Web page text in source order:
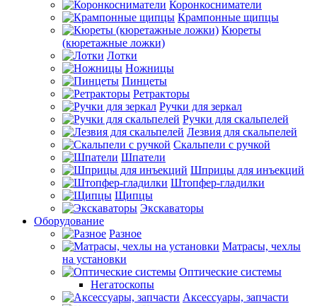
Коронкосниматели
Крампонные щипцы
Кюреты
(кюретажные ложки)
Лотки
Ножницы
Пинцеты
Ретракторы
Ручки для зеркал
Ручки для скальпелей
Лезвия для скальпелей
Скальпели с ручкой
Шпатели
Шприцы для инъекций
Штопфер-гладилки
Щипцы
Экскаваторы
Оборудование
Разное
Матрасы, чехлы
на установки
Оптические системы
Негатоскопы
Аксессуары, запчасти